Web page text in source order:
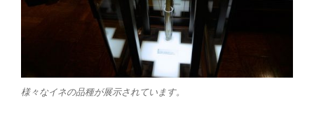
様々なイネの品種が展示されています。